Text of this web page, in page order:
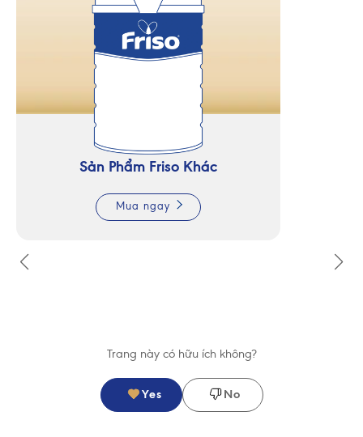
Sản Phẩm Friso Khác
Mua ngay
Trang này có hữu ích không?
Yes No